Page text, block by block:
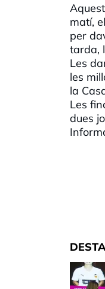
matí,
per
tarda,
Les
les
la
Les
dues